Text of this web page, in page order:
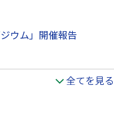
ウム」開催報告
全てを見る